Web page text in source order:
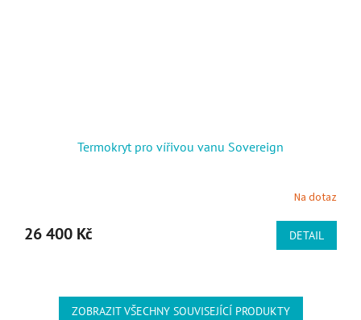
Termokryt pro vířivou vanu Sovereign
Na dotaz
26 400 Kč DETAIL
ZOBRAZIT VŠECHNY SOUVISEJÍCÍ PRODUKTY